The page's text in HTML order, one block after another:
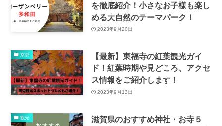
を徹底紹介！小さなお子様も楽し
める大自然のテーマパーク！
2023年9月20日
京都
【最新】東福寺の紅葉観光ガイ
ド！紅葉時期や見どころ、アクセ
ス情報をご紹介します！
2023年9月13日
観光
滋賀県のおすすめ神社・お寺５